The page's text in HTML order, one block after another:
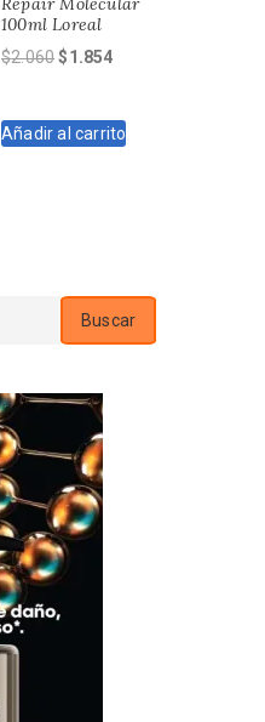
100ml Loreal
$2.060El
era:
$1.854El
es:
Añadir al carrito
Buscar
Buscar